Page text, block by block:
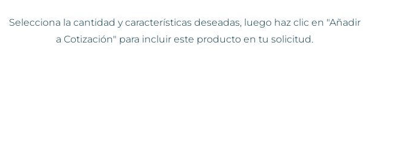
Selecciona la cantidad y características deseadas, luego haz clic en "Añadir
a Cotización" para incluir este producto en tu solicitud.